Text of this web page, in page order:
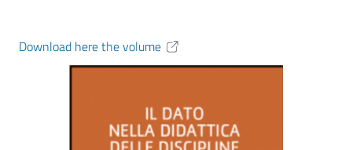
Download here the volume